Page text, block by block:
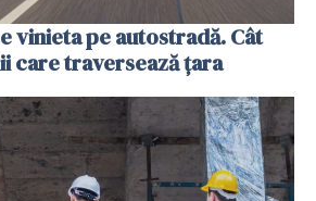
vinieta pe autostradă. Cât
care traversează țara